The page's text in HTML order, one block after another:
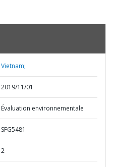
Vietnam;
2019/11/01
Évaluation environnementale
SFG5481
2